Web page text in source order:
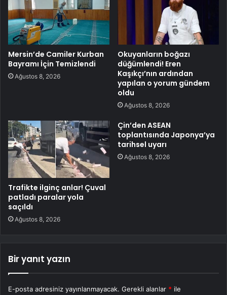
Mersin’de Camiler Kurban
Bayramı İçin Temizlendi
Ağustos 8, 2026
Okuyanların boğazı
düğümlendi! Eren
Kaşıkçı’nın ardından
yapılan o yorum gündem
oldu
Ağustos 8, 2026
Trafikte ilginç anlar! Çuval
patladı paralar yola
saçıldı
Ağustos 8, 2026
Çin’den ASEAN
toplantısında Japonya’ya
tarihsel uyarı
Ağustos 8, 2026
Bir yanıt yazın
E-posta adresiniz yayınlanmayacak. Gerekli alanlar * ile